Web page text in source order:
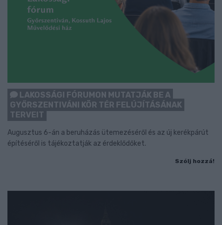
LAKOSSÁGI FÓRUMON MUTATJÁK BE A
GYŐRSZENTIVÁNI KÖR TÉR FELÚJÍTÁSÁNAK
TERVEIT
Augusztus 6-án a beruházás ütemezéséről és az új kerékpárút
építéséről is tájékoztatják az érdeklődőket.
Szólj hozzá!